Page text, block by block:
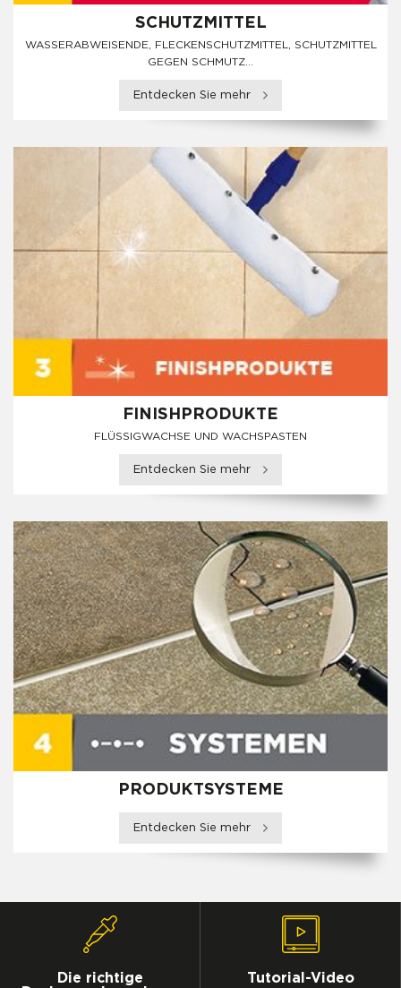
SCHUTZMITTEL
WASSERABWEISENDE, FLECKENSCHUTZMITTEL, SCHUTZMITTEL
GEGEN SCHMUTZ...
Entdecken Sie mehr
FINISHPRODUKTE
FLÜSSIGWACHSE UND WACHSPASTEN
Entdecken Sie mehr
PRODUKTSYSTEME
Entdecken Sie mehr
Die richtige
Tutorial-Video